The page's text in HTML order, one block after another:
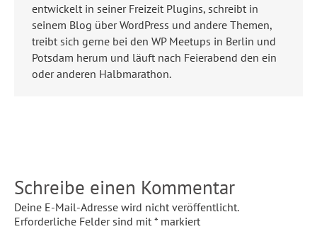
entwickelt in seiner Freizeit Plugins, schreibt in
seinem Blog über WordPress und andere Themen,
treibt sich gerne bei den WP Meetups in Berlin und
Potsdam herum und läuft nach Feierabend den ein
oder anderen Halbmarathon.
Schreibe einen Kommentar
Deine E-Mail-Adresse wird nicht veröffentlicht.
Erforderliche Felder sind mit * markiert